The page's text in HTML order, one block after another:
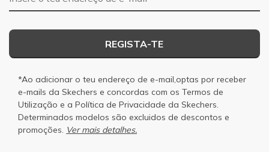
REGISTA-TE
*Ao adicionar o teu endereço de e-mail,optas por receber
e-mails da Skechers e concordas com os Termos de
Utilização e a Política de Privacidade da Skechers.
Determinados modelos são excluidos de descontos e
promoções. Ver mais detalhes.